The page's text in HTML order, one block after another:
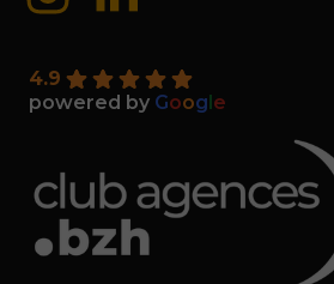
4.9
powered by Google